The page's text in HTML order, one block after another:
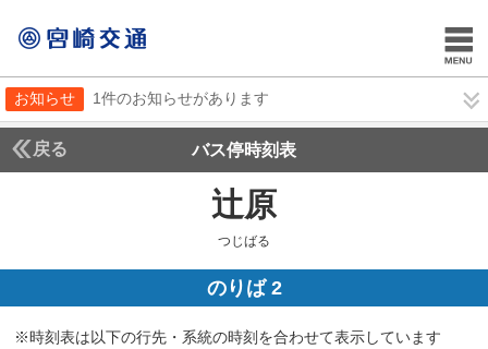
お知らせ 1件のお知らせがあります
戻る バス停時刻表
辻原
つじばる
のりば 2
※時刻表は以下の行先・系統の時刻を合わせて表示しています